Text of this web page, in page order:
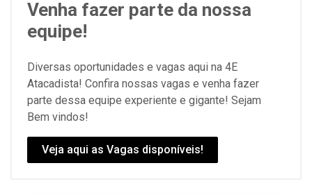
Venha fazer parte da nossa
equipe!
Diversas oportunidades e vagas aqui na 4E
Atacadista! Confira nossas vagas e venha fazer
parte dessa equipe experiente e gigante! Sejam
Bem vindos!
Veja aqui as Vagas disponíveis!